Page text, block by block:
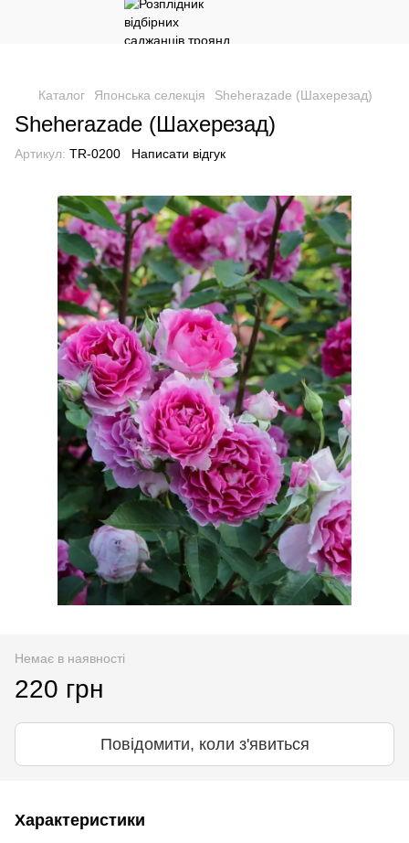
Каталог Японська селекція Sheherazade (Шахерезад)
Sheherazade (Шахерезад)
Артикул: TR-0200 Написати відгук
Немає в наявності
220 грн
Повідомити, коли з'явиться
Характеристики